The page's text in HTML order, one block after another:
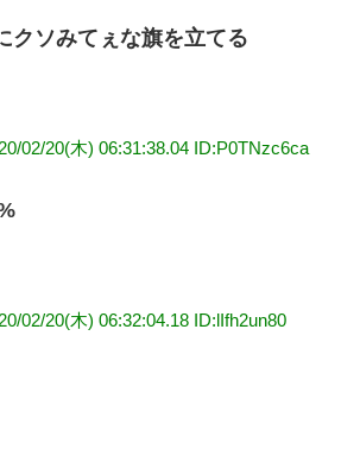
クソみてぇな旗を立てる
02/20(木) 06:31:38.04 ID:P0TNzc6ca
02/20(木) 06:32:04.18 ID:lIfh2un80